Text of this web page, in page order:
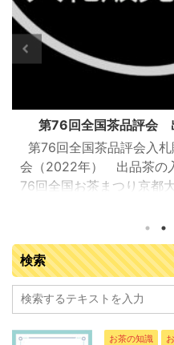
第76回全国茶品評会
第76回全国茶品評会入
会（2022年） 出品茶の
76回全国お茶まつり京都
通センター（京都府城陽
落札業者163業者 入札販
税抜き 販売点数（点）
（円） 今回の平均落札単
666.5 8,908,717 13,366
検索
お茶の知識